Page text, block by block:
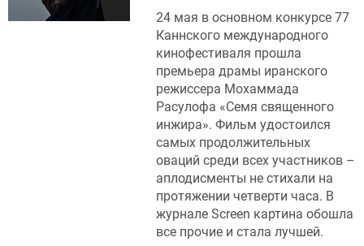
24 мая в основном конкурсе 77
Каннского международного
кинофестиваля прошла
премьера драмы иранского
режиссера Мохаммада
Расулофа «Семя священного
инжира». Фильм удостоился
самых продолжительных
оваций среди всех участников –
аплодисменты не стихали на
протяжении четверти часа. В
журнале Screen картина обошла
все прочие и стала лучшей.